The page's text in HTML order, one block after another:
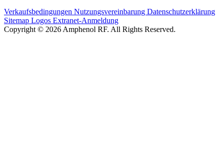
Verkaufsbedingungen Nutzungsvereinbarung Datenschutzerklärung
Sitemap Logos Extranet-Anmeldung
Copyright © 2026 Amphenol RF. All Rights Reserved.